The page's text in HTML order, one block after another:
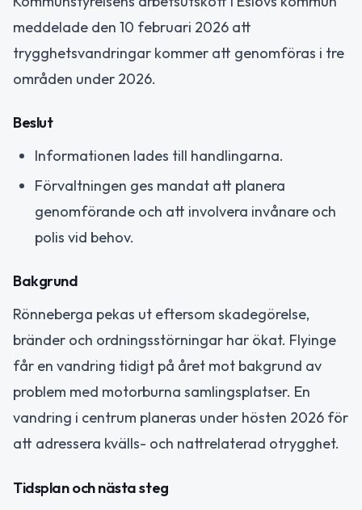
meddelade den 10 februari 2026 att
trygghetsvandringar kommer att genomföras i tre
områden under 2026.
Beslut
Informationen lades till handlingarna.
Förvaltningen ges mandat att planera
genomförande och att involvera invånare och
polis vid behov.
Bakgrund
Rönneberga pekas ut eftersom skadegörelse,
bränder och ordningsstörningar har ökat. Flyinge
får en vandring tidigt på året mot bakgrund av
problem med motorburna samlingsplatser. En
vandring i centrum planeras under hösten 2026 för
att adressera kvälls- och nattrelaterad otrygghet.
Tidsplan och nästa steg